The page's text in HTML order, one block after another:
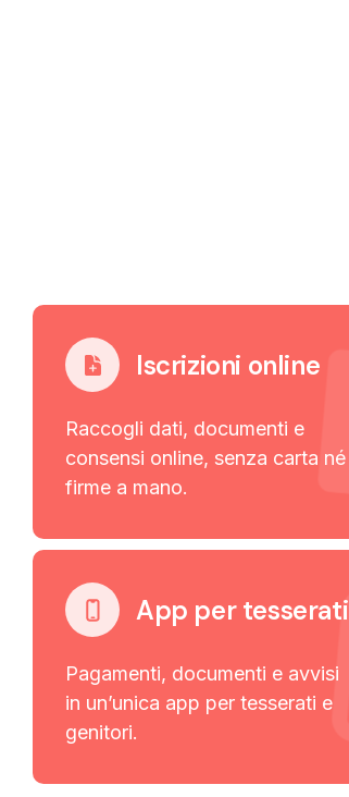
Iscrizioni online
Raccogli dati, documenti e
consensi online, senza carta né
firme a mano.
App per tesserati
Pagamenti, documenti e avvisi
in un’unica app per tesserati e
genitori.